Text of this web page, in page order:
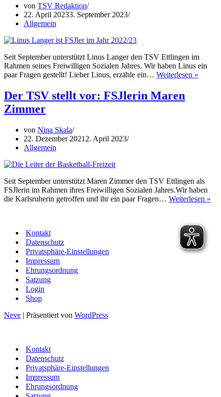
von TSV Redaktion
22. April 20233. September 2023
Allgemein
Seit September unterstützt Linus Langer den TSV Ettlingen im
Rahmen seines Freiwilligen Sozialen Jahres. Wir haben Linus ein
paar Fragen gestellt! Lieber Linus, erzähle ein… Weiterlesen »
Der TSV stellt vor: FSJlerin Maren
Zimmer
von Nina Skala
22. Dezember 2021 2. April 2023
Allgemein
Seit September unterstützt Maren Zimmer den TSV Ettlingen als
FSJlerin im Rahmen ihres Freiwilligen Sozialen Jahres.Wir haben
die Karlsruherin getroffen und ihr ein paar Fragen… Weiterlesen »
Kontakt
Datenschutz
Privatsphäre-Einstellungen
Impressum
Ehrungsordnung
Satzung
Login
Shop
Neve | Präsentiert von WordPress
Kontakt
Datenschutz
Privatsphäre-Einstellungen
Impressum
Ehrungsordnung